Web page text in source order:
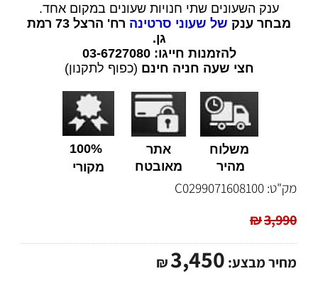
ענק השעונים שתי חנויות שעונים במקום אחד.
מבחר ענק של שעוני סרטינה
רח' הרצל 73 רמת
גן.
להזמנות חייגו: 03-6727080
חצי שעה חניה חינם (כפוף לתקנון)
משלוח
מהיר
אתר
מאובטח
100%
מקורי
מק"ט: C0299071608100
₪3,990
מחיר מבצע: ₪3,450